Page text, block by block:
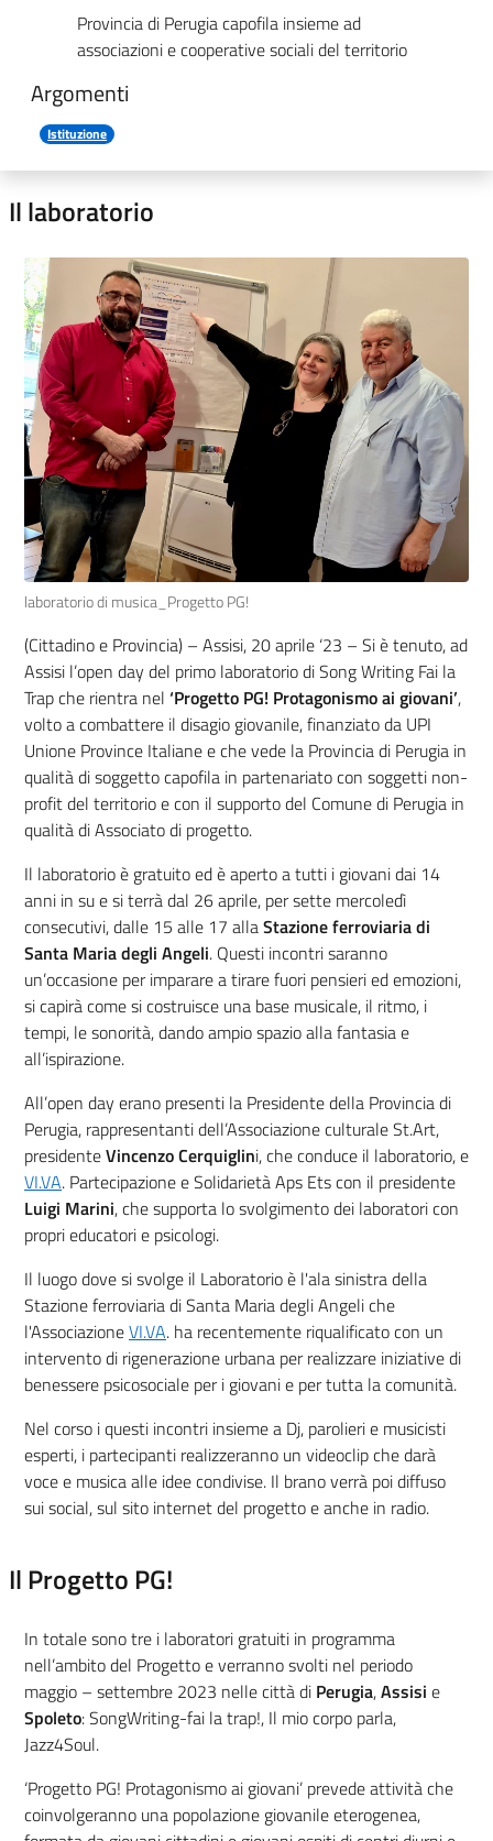
Provincia di Perugia capofila insieme ad
associazioni e cooperative sociali del territorio
Argomenti
Istituzione
Il laboratorio
laboratorio di musica_Progetto PG!
(Cittadino e Provincia) – Assisi, 20 aprile ‘23 – Si è tenuto, ad
Assisi l’open day del primo laboratorio di Song Writing Fai la
Trap che rientra nel ‘Progetto PG! Protagonismo ai giovani’,
volto a combattere il disagio giovanile, finanziato da UPI
Unione Province Italiane e che vede la Provincia di Perugia in
qualità di soggetto capofila in partenariato con soggetti non-
profit del territorio e con il supporto del Comune di Perugia in
qualità di Associato di progetto.
Il laboratorio è gratuito ed è aperto a tutti i giovani dai 14
anni in su e si terrà dal 26 aprile, per sette mercoledì
consecutivi, dalle 15 alle 17 allaStazione ferroviaria di
Santa Maria degli Angeli. Questi incontri saranno
un’occasione per imparare a tirare fuori pensieri ed emozioni,
si capirà come si costruisce una base musicale, il ritmo, i
tempi, le sonorità, dando ampio spazio alla fantasia e
all’ispirazione.
All’open day erano presenti la Presidente della Provincia di
Perugia, rappresentanti dell’Associazione culturale St.Art,
presidenteVincenzo Cerquiglini, che conduce il laboratorio, e
VI.VA. Partecipazione e Solidarietà Aps Ets con il presidente
Luigi Marini, che supporta lo svolgimento dei laboratori con
propri educatori e psicologi.
Il luogo dove si svolge il Laboratorio è l'ala sinistra della
Stazione ferroviaria di Santa Maria degli Angeli che
l'AssociazioneVI.VA. ha recentemente riqualificato con un
intervento di rigenerazione urbana per realizzare iniziative di
benessere psicosociale per i giovani e per tutta la comunità.
Nel corso i questi incontri insieme a Dj, parolieri e musicisti
esperti, i partecipanti realizzeranno un videoclip che darà
voce e musica alle idee condivise. Il brano verrà poi diffuso
sui social, sul sito internet del progetto e anche in radio.
Il Progetto PG!
In totale sono tre i laboratori gratuiti in programma
nell’ambito del Progetto e verranno svolti nel periodo
maggio – settembre 2023 nelle città di Perugia,Assisi e
Spoleto: SongWriting-fai la trap!, Il mio corpo parla,
Jazz4Soul.
‘Progetto PG! Protagonismo ai giovani’ prevede attività che
coinvolgeranno una popolazione giovanile eterogenea,